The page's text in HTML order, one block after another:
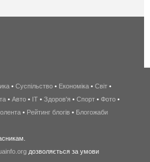
беспроводной
интернет
киев
wimax
• Суспільство • Економіка • Світ •
• Авто • IT • Здоров'я • Спорт • Фото •
• Рейтинг блогів • Блогожаби
дозволяється за умови